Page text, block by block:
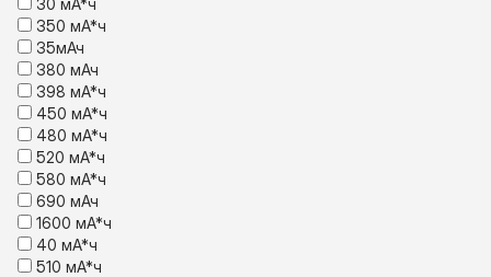
350 мА*ч
35мАч
380 мАч
398 мА*ч
450 мА*ч
480 мА*ч
520 мА*ч
580 мА*ч
690 мАч
1600 мА*ч
40 мА*ч
510 мА*ч